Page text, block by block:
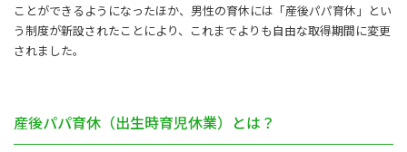
ことができるようになったほか、男性の育休には「産後パパ育休」とい
う制度が新設されたことにより、これまでよりも自由な取得期間に変更
されました。
産後パパ育休（出生時育児休業）とは？